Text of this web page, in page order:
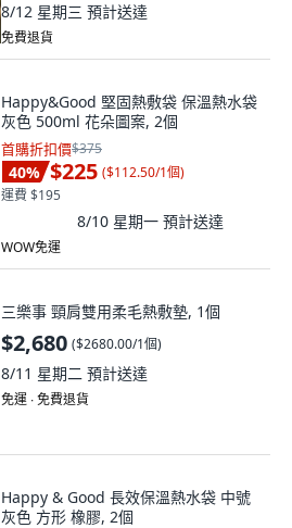
8/12 星期三 預計送達
免費退貨
Happy&Good 堅固熱敷袋 保溫熱水袋
灰色 500ml 花朵圖案, 2個
首購折扣價$375
40% $225 ($112.50/1個)
運費 $195
8/10 星期一 預計送達
WOW免運
三樂事 頸肩雙用柔毛熱敷墊, 1個
$2,680 ($2680.00/1個)
8/11 星期二 預計送達
免運 ∙ 免費退貨
Happy & Good 長效保溫熱水袋 中號
灰色 方形 橡膠, 2個